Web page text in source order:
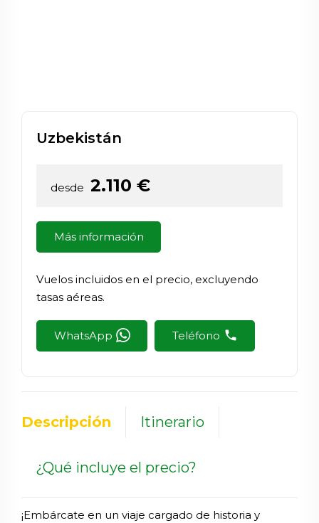
Uzbekistán
desde 2.110 €
Más información
Vuelos incluidos en el precio, excluyendo
tasas aéreas.
WhatsApp Teléfono
Descripción Itinerario
¿Qué incluye el precio?
¡Embárcate en un viaje cargado de historia y